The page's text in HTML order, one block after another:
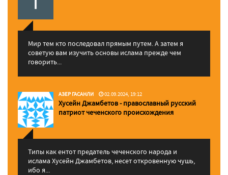
Мир тем кто последовал прямым путем. А затем я
советую вам изучить основы ислама прежде чем
говорить...
АЗЕР ГАСАНЛИ 02.09.2024, 19:12
Хусейн Джамбетов - православный русский
патриот чеченского происхождения
Типы как ентот предатель чеченского народа и
ислама Хусейн Джамбетов, несет откровенную чушь,
ибо я...